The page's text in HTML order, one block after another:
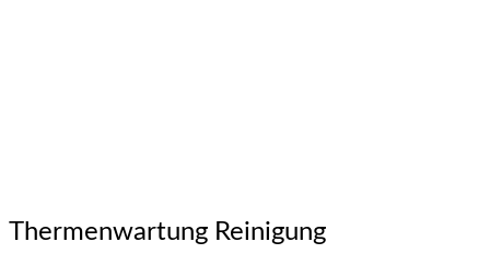
Thermenwartung Reinigung